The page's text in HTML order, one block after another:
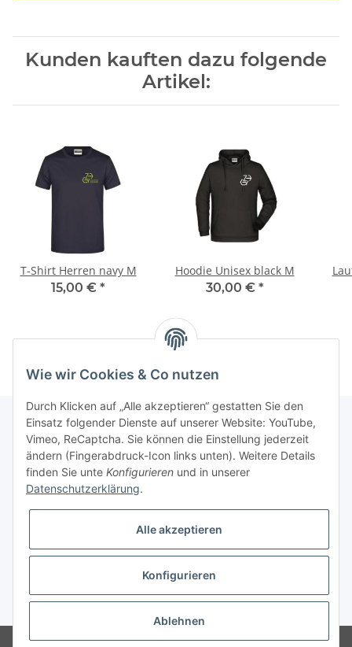
Kunden kauften dazu folgende
Artikel:
T-Shirt Herren navy M
15,00 € *
Hoodie Unisex black M
30,00 € *
Informationen
Gesetzliche Informationen
* Alle Preise inkl. gesetzlicher USt., zzgl.Versand
Wie wir Cookies & Co nutzen
Durch Klicken auf „Alle akzeptieren“ gestatten Sie den
Einsatz folgender Dienste auf unserer Website: YouTube,
Vimeo, ReCaptcha. Sie können die Einstellung jederzeit
ändern (Fingerabdruck-Icon links unten). Weitere Details
finden Sie unte Konfigurieren und in unserer
Datenschutzerklärung.
Alle akzeptieren
Konfigurieren
Ablehnen